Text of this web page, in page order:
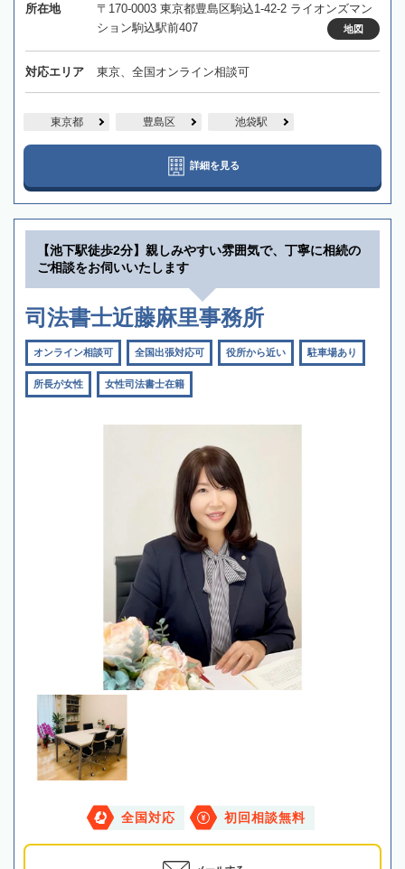
所在地
〒170-0003 東京都豊島区駒込1-42-2 ライオンズマン
ション駒込駅前407
地図
対応エリア 東京、全国オンライン相談可
東京都 豊島区 池袋駅
詳細を見る
【池下駅徒歩2分】親しみやすい雰囲気で、丁寧に相続の
ご相談をお伺いいたします
司法書士近藤麻里事務所
オンライン相談可 全国出張対応可 役所から近い 駐車場あり
所長が女性 女性司法書士在籍
全国対応 初回相談無料